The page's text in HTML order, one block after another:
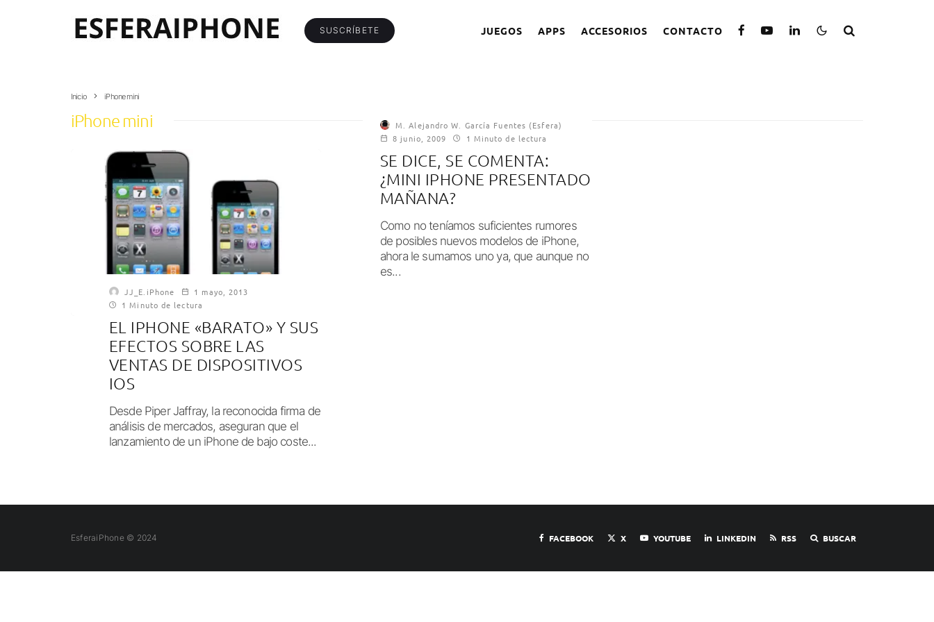
SUSCRÍBETE JUEGOS APPS ACCESORIOS CONTACTO
Inicio iPhone mini
iPhone mini
JJ_E.iPhone
1 mayo, 2013
1 Minuto de lectura
EL IPHONE «BARATO» Y SUS
EFECTOS SOBRE LAS
VENTAS DE DISPOSITIVOS
IOS
Desde Piper Jaffray, la reconocida firma de
análisis de mercados, aseguran que el
lanzamiento de un iPhone de bajo coste...
M. Alejandro W. García Fuentes (Esfera)
8 junio, 2009
1 Minuto de lectura
SE DICE, SE COMENTA:
¿MINI IPHONE PRESENTADO
MAÑANA?
Como no teníamos suficientes rumores
de posibles nuevos modelos de iPhone,
ahora le sumamos uno ya, que aunque no
es...
EsferaiPhone © 2024 FACEBOOK X YOUTUBE LINKEDIN RSS BUSCAR